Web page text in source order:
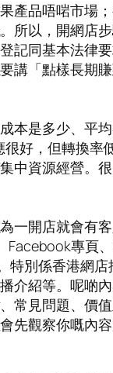
產品唔啱市場
所以，開網店
記同基本法律
講「點樣長期
是多少、平均
好，但轉換率
中資源經營。
一開店就會有
專頁
別係香港網
介紹等。呢啲
見問題、價值
先觀察你嘅內